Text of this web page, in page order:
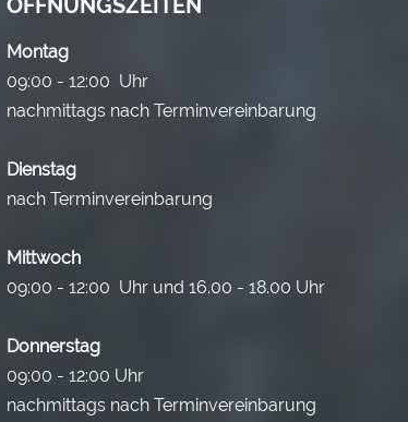
Montag
09:00 - 12:00 Uhr
nachmittags nach Terminvereinbarung
Dienstag
nach Terminvereinbarung
Mittwoch
09:00 - 12:00 Uhr und 16.00 - 18.00 Uhr
Donnerstag
09:00 - 12:00 Uhr
nachmittags nach Terminvereinbarung